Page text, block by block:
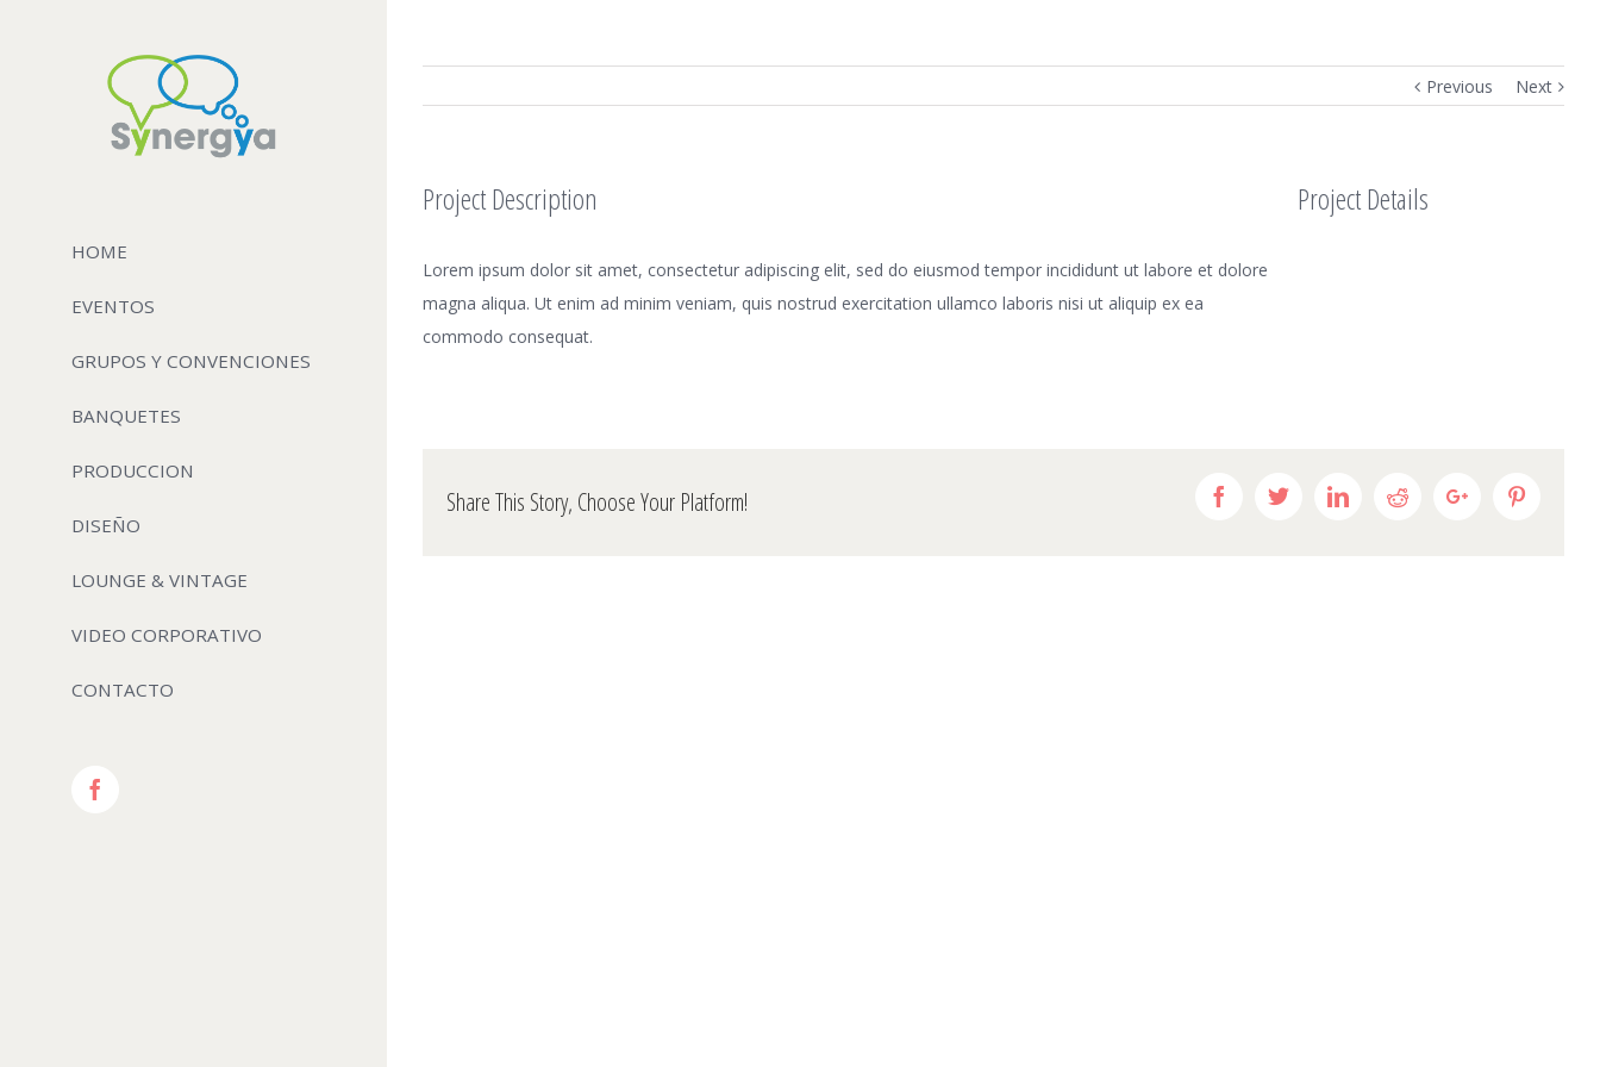
HOME
EVENTOS
GRUPOS Y CONVENCIONES
BANQUETES
PRODUCCION
DISEÑO
LOUNGE & VINTAGE
VIDEO CORPORATIVO
CONTACTO
Previous Next
Project Description
Lorem ipsum dolor sit amet, consectetur adipiscing elit, sed do eiusmod tempor incididunt ut labore et dolore
magna aliqua. Ut enim ad minim veniam, quis nostrud exercitation ullamco laboris nisi ut aliquip ex ea
commodo consequat.
Project Details
Share This Story, Choose Your Platform! FacebookTwitterLinkedinRedditGoogle+